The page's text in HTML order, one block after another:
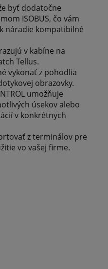
byť dodatočne
ISOBUS, čo vám
náradie kompatibilné
v kabíne na
Tellus.
vykonať z pohodlia
obrazovky.
umožňuje
úsekov alebo
v konkrétnych
z terminálov pre
vo vašej firme.